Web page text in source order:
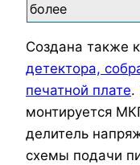
более
Создана также
детектора,
печатной плате.
монтируется
делитель
схемы подачи